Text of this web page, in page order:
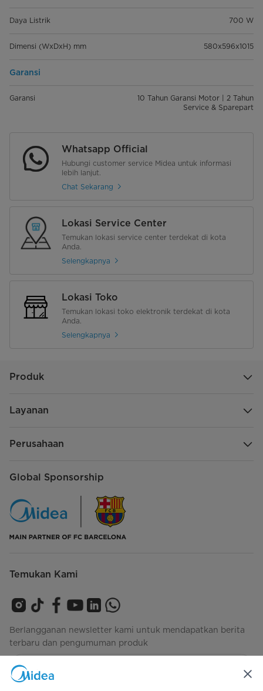
Daya Listrik 700 W
Dimensi (WxDxH) mm 580x596x1015
Garansi
Garansi
10 Tahun Garansi Motor | 2 Tahun
Service & Sparepart
Whatsapp Official
Hubungi customer service Midea untuk informasi
lebih lanjut.
Chat Sekarang
Lokasi Service Center
Temukan lokasi service center terdekat di kota
Anda.
Selengkapnya
Lokasi Toko
Temukan lokasi toko elektronik terdekat di kota
Anda.
Selengkapnya
Produk
Layanan
Perusahaan
Global Sponsorship
Temukan Kami
Berlangganan newsletter kami untuk mendapatkan berita
terbaru dan pengumuman produk